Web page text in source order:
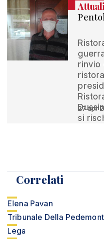
rinvio
si
27 apr
Correlati
Elena Pavan
Tribunale Della
Lega